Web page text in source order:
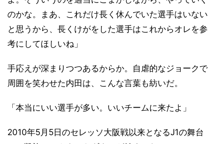
のかな。まあ、これだけ長く休んでいた選手はいない
と思うから、長くけがをした選手はこれからオレを参
考にしてほしいね」
手応えが深まりつつあるからか。自虐的なジョークで
周囲を笑わせた内田は、こんな言葉も紡いだ。
「本当にいい選手が多い。いいチームに来たよ」
2010年5月5日のセレッソ大阪戦以来となるJ1の舞台